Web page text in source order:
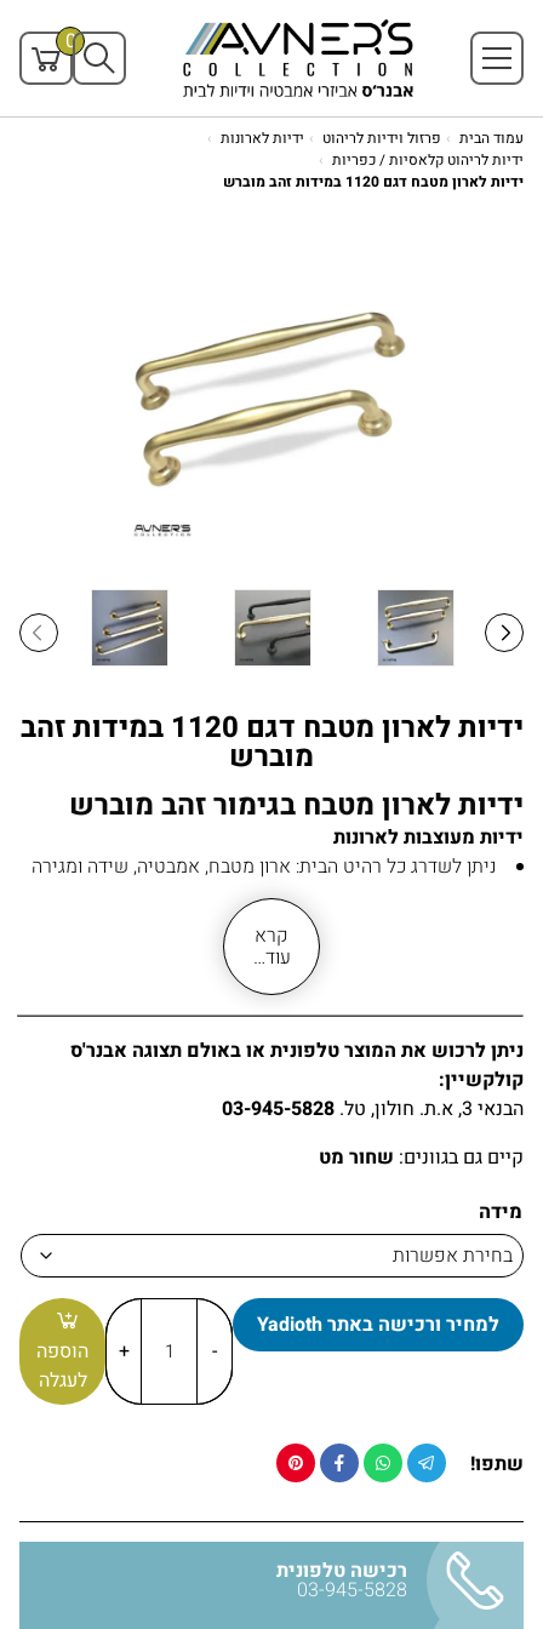
0
עמוד הבית פרזול וידיות לריהוט
ידיות לארונות
ידיות לריהוט קלאסיות / כפריות
ידיות לארון מטבח דגם 1120 במידות זהב מוברש
ידיות לארון מטבח דגם 1120 במידות זהב
מוברש
ידיות לארון מטבח בגימור זהב מוברש
ידיות מעוצבות לארונות
ניתן לשדרג כל רהיט הבית: ארון מטבח, אמבטיה, שידה ומגירה
נוחה בשימוש ואלגנטית
מתאימה להרכבה על דלתות הריהוט ועל מגירות
ניתן להרכיב לבחירתכם לאורך או לרוחב לפי דרישת העיצוב
קיימת ב-3 מידות לקידוח: 128, 160, 192 מ״מ
ידית למטבח ולריהוט הבית מגיעה באריזה עם 2 ברגים להתקנה
ניתן לרכוש טלפונית או להגיע לחנות התצוגה
לקבלת הצעת המחיר ניתן לשלוח בקשה (
+הוסף לעגלה)
חומר: מזק
צבע: זהב מוברש
קרא
עוד…
ניתן לרכוש את המוצר טלפונית או באולם תצוגה אבנר'ס
קולקשיין:
הבנאי 3, א.ת. חולון, טל.
03-945-5828
קיים גם בגוונים: שחור מט
מידה
למחיר ורכישה באתר Yadioth
-
+
הוספה
לעגלה
שתפו!
רכישה טלפונית
03-945-5828